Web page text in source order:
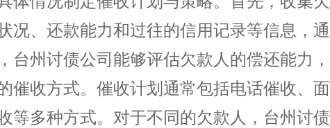
况、还款能力和过往的信用记录等信息，通
台州讨债公司能够评估欠款人的偿还能力，
催收方式。催收计划通常包括电话催收、面
等多种方式。对于不同的欠款人，台州讨债